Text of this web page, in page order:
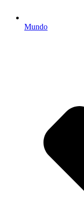
Mundo